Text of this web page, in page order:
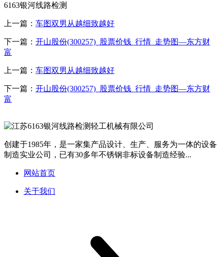
6163银河线路检测
上一篇： 车图双男从越细致越好
下一篇： 开山股份(300257)_股票价钱_行情_走势图—东方财
富
上一篇： 车图双男从越细致越好
下一篇： 开山股份(300257)_股票价钱_行情_走势图—东方财
富
创建于1985年，是一家集产品设计、生产、服务为一体的设备
制造实业公司，已有30多年不锈钢非标设备制造经验...
网站首页
关于我们